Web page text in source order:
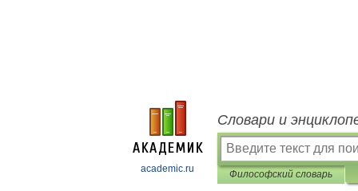
academic.ru
Словари и
Философский словарь